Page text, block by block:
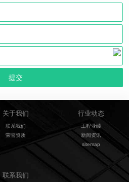
关于我们
联系我们
荣誉资质
行业动态
工程业绩
新闻资讯
sitemap
联系我们